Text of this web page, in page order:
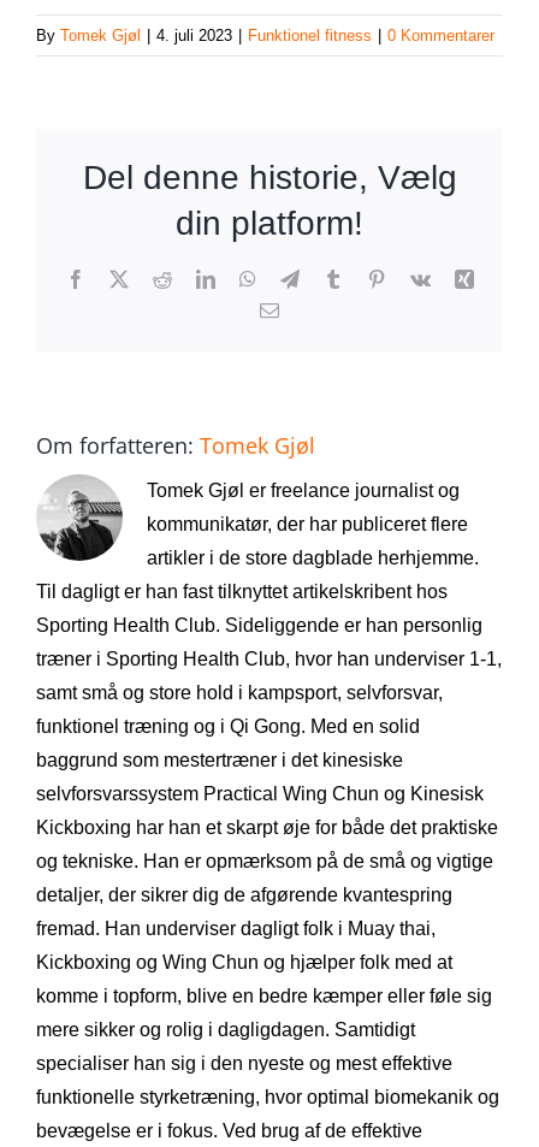
By Tomek Gjøl 4. juli 2023 Funktionel fitness 0 Kommentarer
Del denne historie, Vælg
din platform!
Facebook
X RedditLinkedInWhatsApp
TelegramTumblrPinterest
Vk
Xing
E-
Om forfatteren: Tomek Gjøl
Tomek Gjøl er freelance journalist og
kommunikatør, der har publiceret flere
artikler i de store dagblade herhjemme.
Til dagligt er han fast tilknyttet artikelskribent hos
Sporting Health Club. Sideliggende er han personlig
træner i Sporting Health Club, hvor han underviser 1-1,
samt små og store hold i kampsport, selvforsvar,
funktionel træning og i Qi Gong. Med en solid
baggrund som mestertræner i det kinesiske
selvforsvarssystem Practical Wing Chun og Kinesisk
Kickboxing har han et skarpt øje for både det praktiske
og tekniske. Han er opmærksom på de små og vigtige
detaljer, der sikrer dig de afgørende kvantespring
fremad. Han underviser dagligt folk i Muay thai,
Kickboxing og Wing Chun og hjælper folk med at
komme i topform, blive en bedre kæmper eller føle sig
mere sikker og rolig i dagligdagen. Samtidigt
specialiser han sig i den nyeste og mest effektive
funktionelle styrketræning, hvor optimal biomekanik og
bevægelse er i fokus. Ved brug af de effektive